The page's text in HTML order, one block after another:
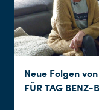
Neue Folgen von
FÜR TAG